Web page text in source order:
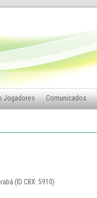
Jogadores Comunicados
(ID CBX: 5910)